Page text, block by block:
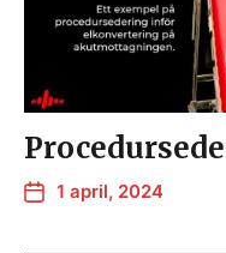
1 april, 2024